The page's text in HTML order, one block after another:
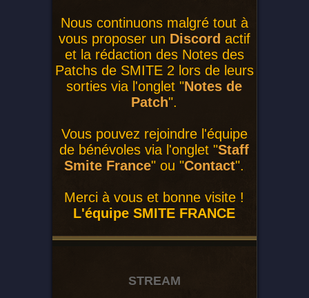
Nous continuons malgré tout à
vous proposer un Discord actif
et la rédaction des Notes des
Patchs de SMITE 2 lors de leurs
sorties via l'onglet "Notes de
Patch".
Vous pouvez rejoindre l'équipe
de bénévoles via l'onglet "Staff
Smite France" ou "Contact".
Merci à vous et bonne visite !
L'équipe SMITE FRANCE
STREAM